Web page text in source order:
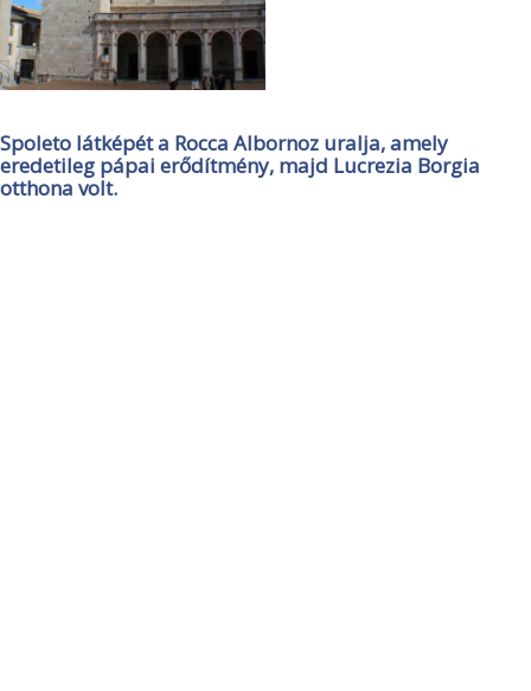
Spoleto látképét a Rocca Albornoz uralja, amely
eredetileg pápai erődítmény, majd Lucrezia Borgia
otthona volt.